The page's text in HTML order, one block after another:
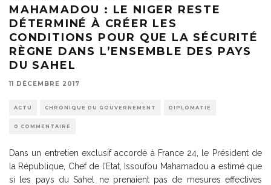
MAHAMADOU : LE NIGER RESTE
DÉTERMINÉ À CRÉER LES
CONDITIONS POUR QUE LA SÉCURITÉ
RÈGNE DANS L’ENSEMBLE DES PAYS
DU SAHEL
11 DÉCEMBRE 2017
ACTU CHRONIQUE DU GOUVERNEMENT DIPLOMATIE
0 COMMENTAIRE
Dans un entretien exclusif accordé à France 24, le Président de
la République, Chef de l’Etat, Issoufou Mahamadou a estimé que
si les pays du Sahel ne prenaient pas de mesures effectives